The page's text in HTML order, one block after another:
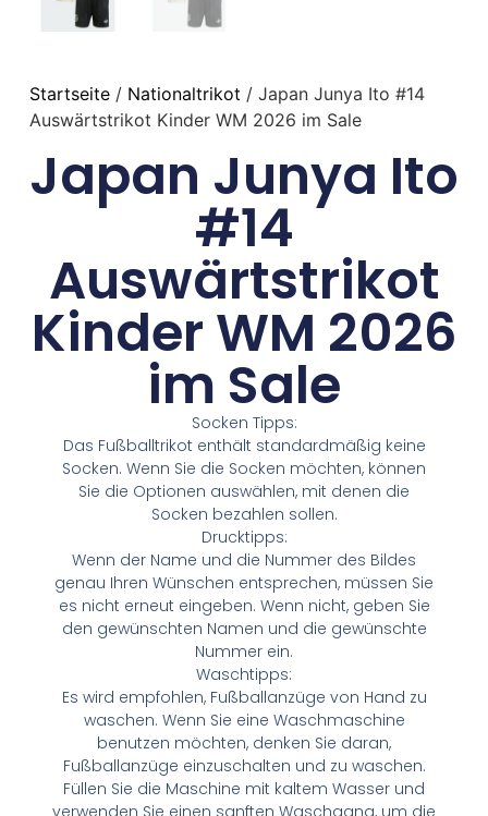
Startseite/ Nationaltrikot / Japan Junya Ito #14
Auswärtstrikot Kinder WM 2026 im Sale
Japan Junya Ito
#14
Auswärtstrikot
Kinder WM 2026
im Sale
Socken Tipps:
Das Fußballtrikot enthält standardmäßig keine
Socken. Wenn Sie die Socken möchten, können
Sie die Optionen auswählen, mit denen die
Socken bezahlen sollen.
Drucktipps:
Wenn der Name und die Nummer des Bildes
genau Ihren Wünschen entsprechen, müssen Sie
es nicht erneut eingeben. Wenn nicht, geben Sie
den gewünschten Namen und die gewünschte
Nummer ein.
Waschtipps:
Es wird empfohlen, Fußballanzüge von Hand zu
waschen. Wenn Sie eine Waschmaschine
benutzen möchten, denken Sie daran,
Fußballanzüge einzuschalten und zu waschen.
Füllen Sie die Maschine mit kaltem Wasser und
verwenden Sie einen sanften Waschgang, um die